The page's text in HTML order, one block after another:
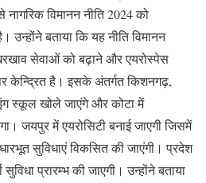
नागरिक विमानन नीति 2024 को
उन्होंने बताया कि यह नीति विमानन
सेवाओं को बढ़ाने और एयरोस्पेस
केन्द्रित है। इसके अंतर्गत किशनगढ़,
स्कूल खोले जाएंगे और कोटा में
जयपुर में एयरोसिटी बनाई जाएगी जिसमें
सुविधाएं विकसित की जाएंगी। प्रदेश
प्रारम्भ की जाएगी। उन्होंने बताया